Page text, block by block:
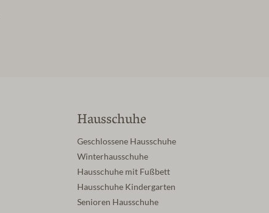
Hausschuhe
Geschlossene Hausschuhe
Winterhausschuhe
Hausschuhe mit Fußbett
Hausschuhe Kindergarten
Senioren Hausschuhe